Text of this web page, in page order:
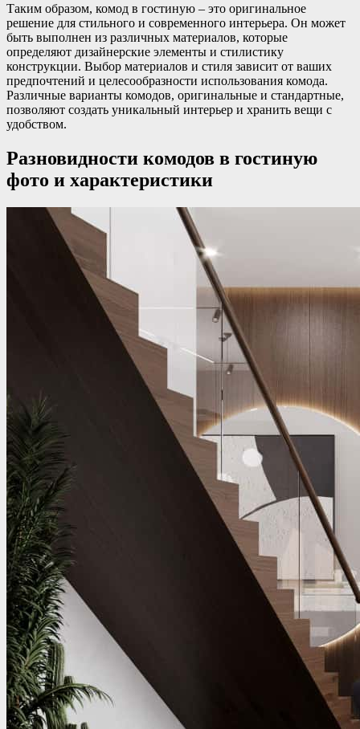
Таким образом, комод в гостиную – это оригинальное
решение для стильного и современного интерьера. Он может
быть выполнен из различных материалов, которые
определяют дизайнерские элементы и стилистику
конструкции. Выбор материалов и стиля зависит от ваших
предпочтений и целесообразности использования комода.
Различные варианты комодов, оригинальные и стандартные,
позволяют создать уникальный интерьер и хранить вещи с
удобством.
Разновидности комодов в гостиную
фото и характеристики